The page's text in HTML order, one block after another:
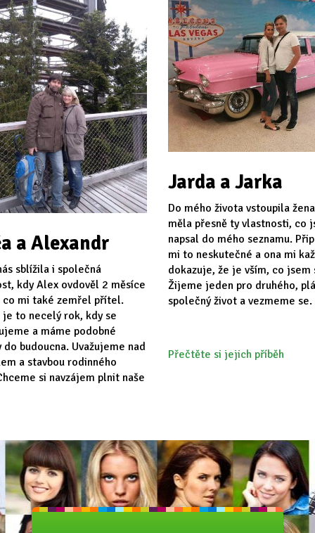
a Alexandr
sblížila i společná
kdy Alex ovdověl 2 měsíce
co mi také zemřel přítel.
je to necelý rok, kdy se
a máme podobné
do budoucna. Uvažujeme nad
a stavbou rodinného
si navzájem plnit naše
Jarda a Jarka
Do mého života vstoupila
měla přesně ty vlastnosti, co
napsal do mého seznamu.
mi to neskutečné a ona mi
dokazuje, že je vším, co jsem
Žijeme jeden pro druhého,
společný život a vezmeme se.
Přečtěte si jejich příběh